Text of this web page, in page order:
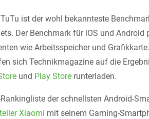
ist der wohl bekannteste
Der Benchmark für iOS und
wie Arbeitsspeicher und
sich Technikmagazine auf die
und Play Store runterladen.
Rankingliste der schnellsten Android-
Xiaomi mit seinem Gaming-